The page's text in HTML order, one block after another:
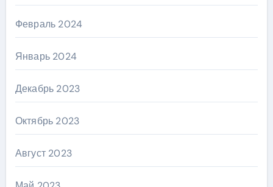
Февраль 2024
Январь 2024
Декабрь 2023
Октябрь 2023
Август 2023